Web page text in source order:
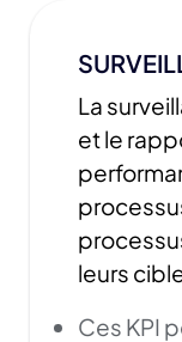
La
et le
leurs
Ces KPI